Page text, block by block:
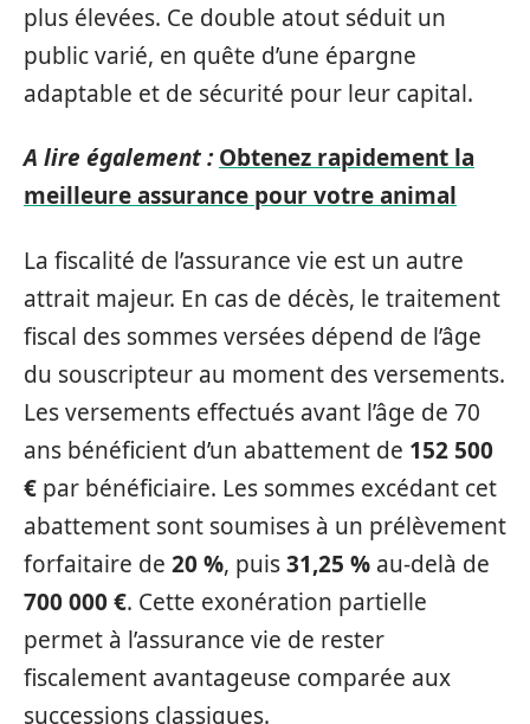
plus élevées. Ce double atout séduit un
public varié, en quête d’une épargne
adaptable et de sécurité pour leur capital.
A lire également : Obtenez rapidement la
meilleure assurance pour votre animal
La fiscalité de l’assurance vie est un autre
attrait majeur. En cas de décès, le traitement
fiscal des sommes versées dépend de l’âge
du souscripteur au moment des versements.
Les versements effectués avant l’âge de 70
ans bénéficient d’un abattement de 152 500
€ par bénéficiaire. Les sommes excédant cet
abattement sont soumises à un prélèvement
forfaitaire de 20 %, puis31,25 % au-delà de
700 000 €. Cette exonération partielle
permet à l’assurance vie de rester
fiscalement avantageuse comparée aux
successions classiques.